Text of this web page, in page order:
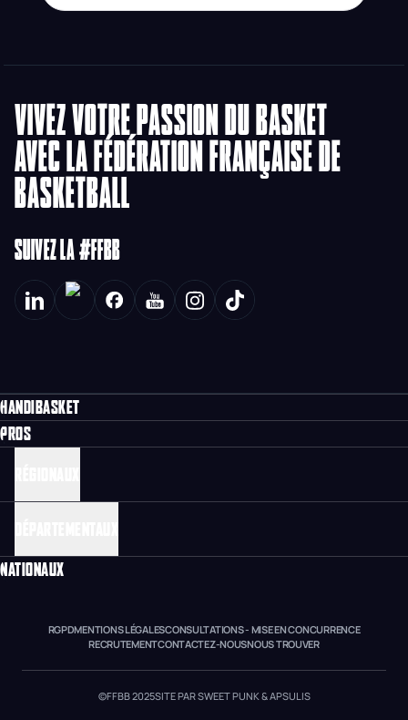
VIVEZ VOTRE PASSION DU BASKET
AVEC LA FÉDÉRATION FRANÇAISE DE
BASKETBALL
SUIVEZ LA #FFBB
HANDIBASKET
PROS
NATIONAUX
RGPDMENTIONS LÉGALESCONSULTATIONS - MISE EN CONCURRENCE
RECRUTEMENTCONTACTEZ-NOUSNOUS TROUVER
©FFBB 2025SITE PAR SWEET PUNK & APSULIS